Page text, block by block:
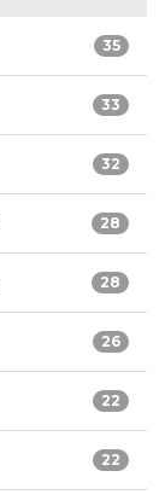
35
33
32
28
28
26
22
22